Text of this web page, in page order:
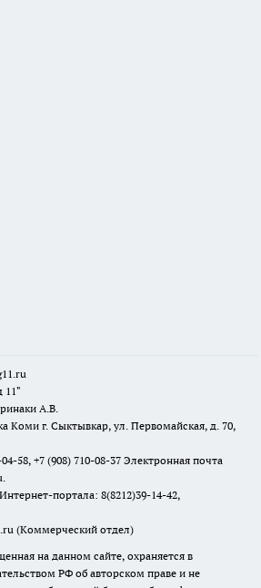
11"
А.В.
Коми г. Сыктывкар, ул. Первомайская, д. 70,
58, +7 (908) 710-08-37 Электронная почта
.
портала: 8(8212)39-14-42,
(Коммерческий отдел)
на данном сайте, охраняется в
РФ об авторском праве и не